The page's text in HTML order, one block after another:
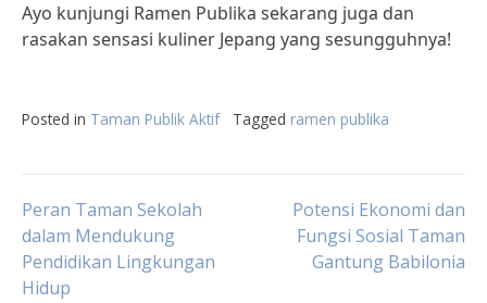
Ayo kunjungi Ramen Publika sekarang juga dan
rasakan sensasi kuliner Jepang yang sesungguhnya!
Posted in Taman Publik Aktif Tagged ramen publika
Post
navigation
Peran Taman Sekolah
dalam Mendukung
Pendidikan Lingkungan
Hidup
Potensi Ekonomi dan
Fungsi Sosial Taman
Gantung Babilonia